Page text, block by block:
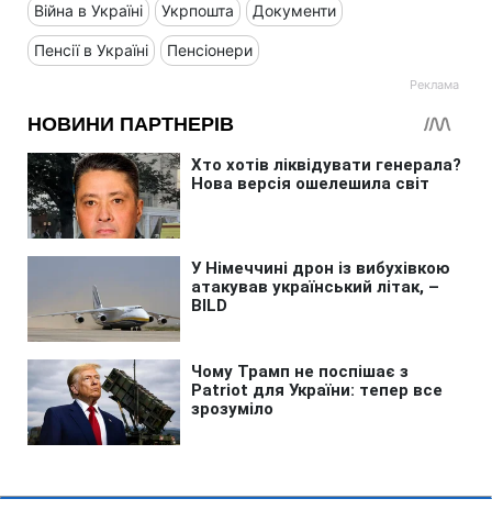
Війна в Україні Укрпошта Документи
Пенсії в Україні Пенсіонери